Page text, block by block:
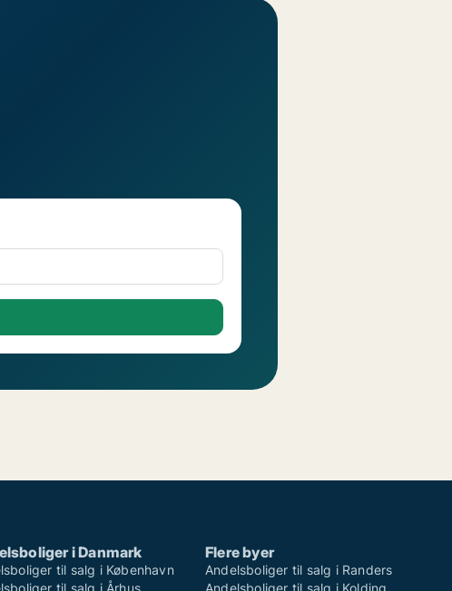
i Danmark
til salg i København
til salg i Århus
Flere byer
Andelsboliger til salg i Randers
Andelsboliger til salg i Kolding